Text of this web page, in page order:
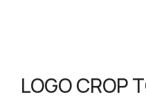
LOGO CROP